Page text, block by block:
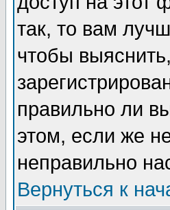
так, то вам
чтобы
правильно ли
этом, если же
неправильно
Вернуться к